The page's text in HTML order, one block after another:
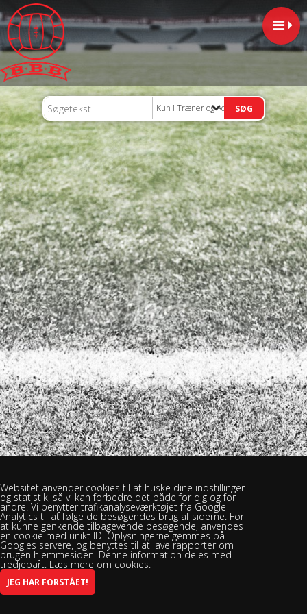
Kun i Træner og Admin Område
Brændekilde Bellinge Boldklub - Brændekilevej 30, 5250 Odense SV -
Spillested: Rasmus Rask Skolen
Websitet anvender cookies til at huske dine indstillinger
og statistik, så vi kan forbedre det både for dig og for
andre. Vi benytter trafikanalyseværktøjet fra Google
Analytics til at følge de besøgendes brug af siderne. For
at kunne genkende tilbagevende besøgende, anvendes
en cookie med unikt ID. Oplysningerne gemmes på
Googles servere, og benyttes til at lave rapporter om
brugen hjemmesiden. Denne information deles med
tredjepart. Læs mere om cookies.